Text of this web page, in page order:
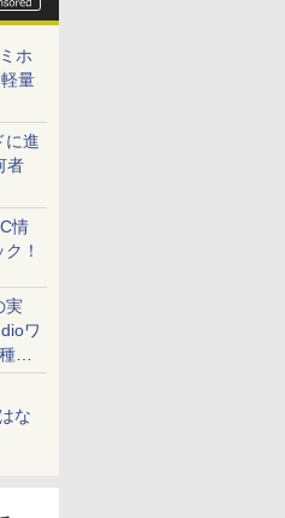
ホ
量
に進
者
情
！
実
ワ
を
な